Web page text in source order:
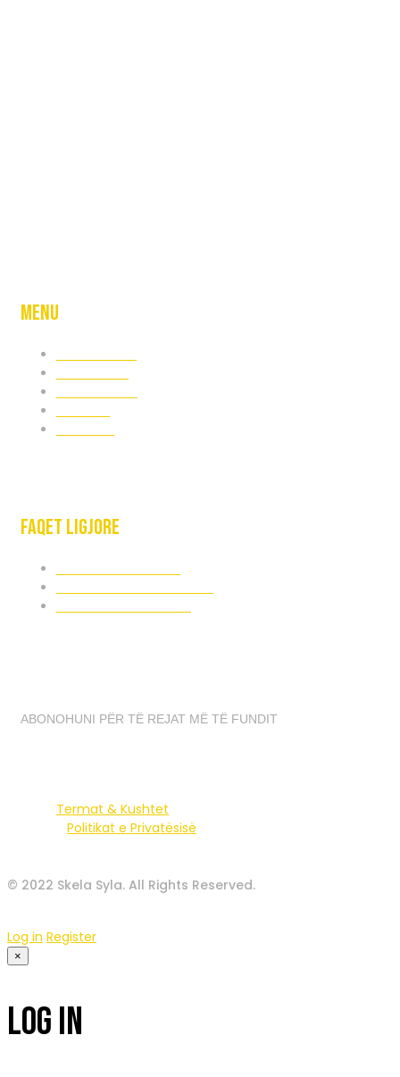
Menu
Faqet ligjore
ABONOHUNI PËR TË REJAT MË TË FUNDIT
Termat & Kushtet
Politikat e Privatësisë
© 2022 Skela Syla. All Rights Reserved.
Log in Register
×
Log In